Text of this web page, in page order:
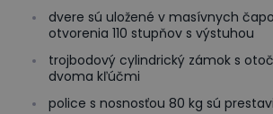
dvere sú uložené v masívnych
otvorenia 110 stupňov s výstuhou
trojbodový cylindrický zámok s
dvoma kľúčmi
police s nosnosťou 80 kg sú